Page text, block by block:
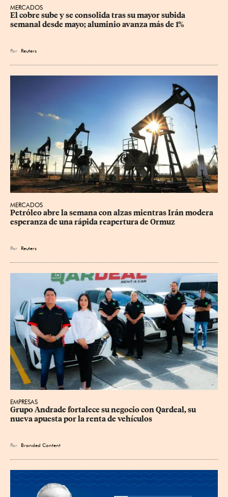
MERCADOS
El cobre sube y se consolida tras su mayor subida
semanal desde mayo; aluminio avanza más de 1%
Por Reuters
MERCADOS
Petróleo abre la semana con alzas mientras Irán modera
esperanza de una rápida reapertura de Ormuz
Por Reuters
EMPRESAS
Grupo Andrade fortalece su negocio con Qardeal, su
nueva apuesta por la renta de vehículos
Por Branded Content